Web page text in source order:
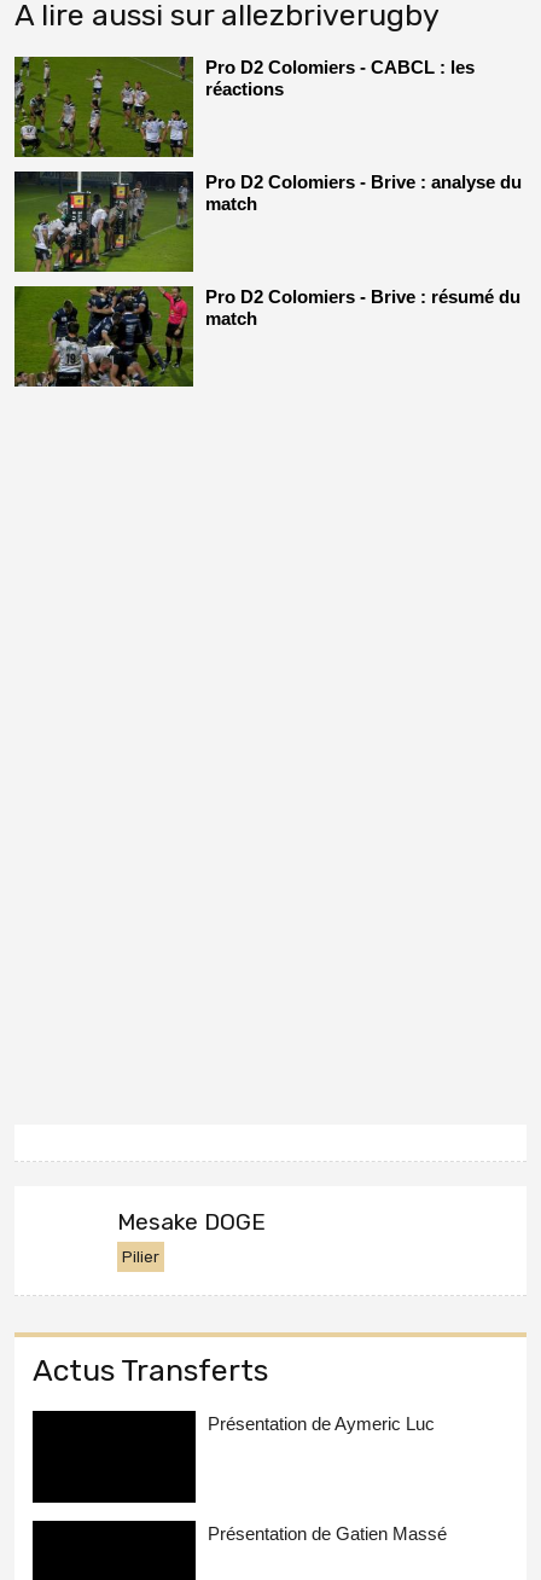
A lire aussi sur allezbriverugby
Pro D2 Colomiers - CABCL : les
réactions
Pro D2 Colomiers - Brive : analyse du
match
Pro D2 Colomiers - Brive : résumé du
match
Mesake DOGE
Pilier
Actus Transferts
Présentation de Aymeric Luc
Présentation de Gatien Massé